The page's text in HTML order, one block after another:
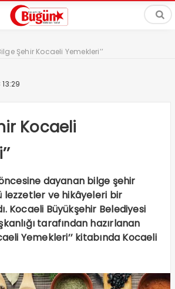
Şehir Kocaeli Yemekleri’’
Kocaeli
dayanan bilge şehir
lezzetler ve hikâyeleri bir
Kocaeli Büyükşehir Belediyesi
tarafından hazırlanan
Yemekleri’’ kitabında Kocaeli